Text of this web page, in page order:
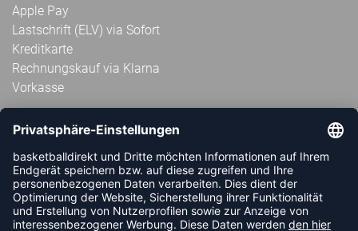
Apple Pay
Lastschrift (ELV) via Sofort
Kreditkarte
Rechnungskauf via Klarna
Vorkasse
ABONNIERE JETZT DEN KOSTENLOSEN
HANDBALLDIREKT-NEWSLETTER UND VERPASSE KEINE
NEUIGKEIT ODER AKTION MEHR.
JETZT ANMELDEN